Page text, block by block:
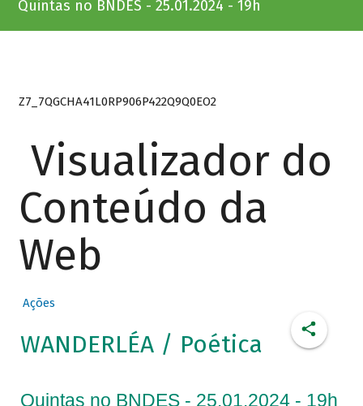
Quintas no BNDES - 25.01.2024 - 19h
Z7_7QGCHA41L0RP906P422Q9Q0EO2
Visualizador do
Conteúdo da
Web
Ações
WANDERLÉA / Poética
Quintas no BNDES - 25.01.2024 - 19h